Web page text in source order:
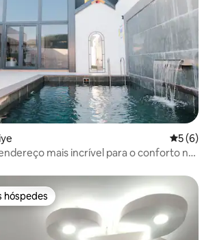
5 de
5 (6)
mais incrível para o conforto nas
preferidos dos hóspedes
hóspedes